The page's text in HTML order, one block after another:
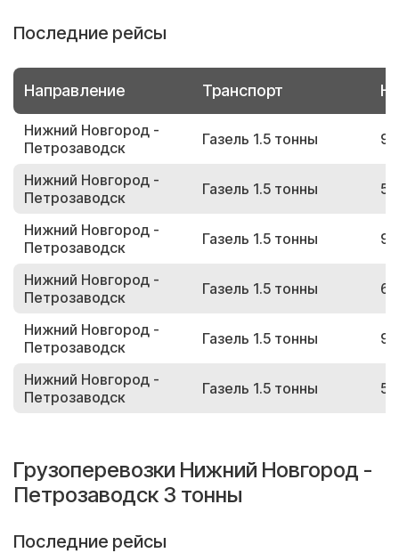
Последние рейсы
Направление Транспорт
Нижний Новгород -
Петрозаводск
Газель 1.5 тонны
Нижний Новгород -
Петрозаводск
Газель 1.5 тонны
Нижний Новгород -
Петрозаводск
Газель 1.5 тонны
Нижний Новгород -
Петрозаводск
Газель 1.5 тонны
Нижний Новгород -
Петрозаводск
Газель 1.5 тонны
Нижний Новгород -
Петрозаводск
Газель 1.5 тонны
Грузоперевозки Нижний Новгород -
Петрозаводск 3 тонны
Последние рейсы